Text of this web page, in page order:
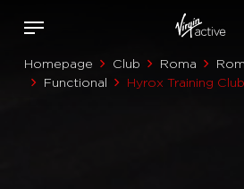
Homepage Club Roma
Functional
Hyrox Training Club